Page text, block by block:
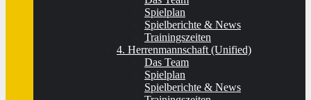
Spielplan
Spielberichte & News
Trainingszeiten
4. Herrenmannschaft (Unified)
Das Team
Spielplan
Spielberichte & News